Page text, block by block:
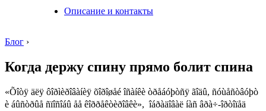
Описание и контакты
Блог ›
Когда держу спину прямо болит спина
«Õîòÿ äëÿ ôîðìèðîâàíèÿ õîðîøåé îñàíêè òðåáóþòñÿ ãîäû, ñóùåñòâóþò
è áûñòðûå ñïîñîáû åå êîððåêòèðîâêè»,  îáðàäîâàë íàñ âðà÷-îðòîïåä